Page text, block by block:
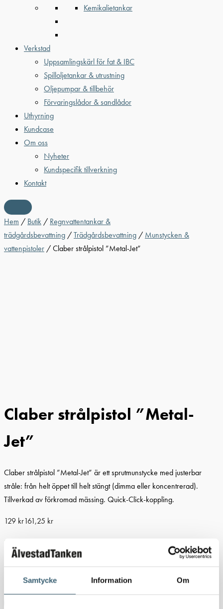
Samtycke Information Om
Kemikalietankar
Verkstad
Uppsamlingskärl för fat & IBC
Spilloljetankar & utrustning
Oljepumpar & tillbehör
Förvaringslådor & sandlådor
Uthyrning
Kundcase
Om oss
Nyheter
Kundspecifik tillverkning
Kontakt
Hem / Butik / Regnvattentankar &
trädgårdsbevattning /Trädgårdsbevattning / Munstycken &
vattenpistoler / Claber strålpistol ”Metal-Jet”
Claber strålpistol ”Metal-
Jet”
Claber strålpistol ”Metal-Jet” är ett sprutmunstycke med justerbar
stråle: från helt öppet till helt stängt (dimma eller koncentrerad).
Tillverkad av förkromad mässing. Quick-Click-koppling.
129 kr161,25 kr
I lager